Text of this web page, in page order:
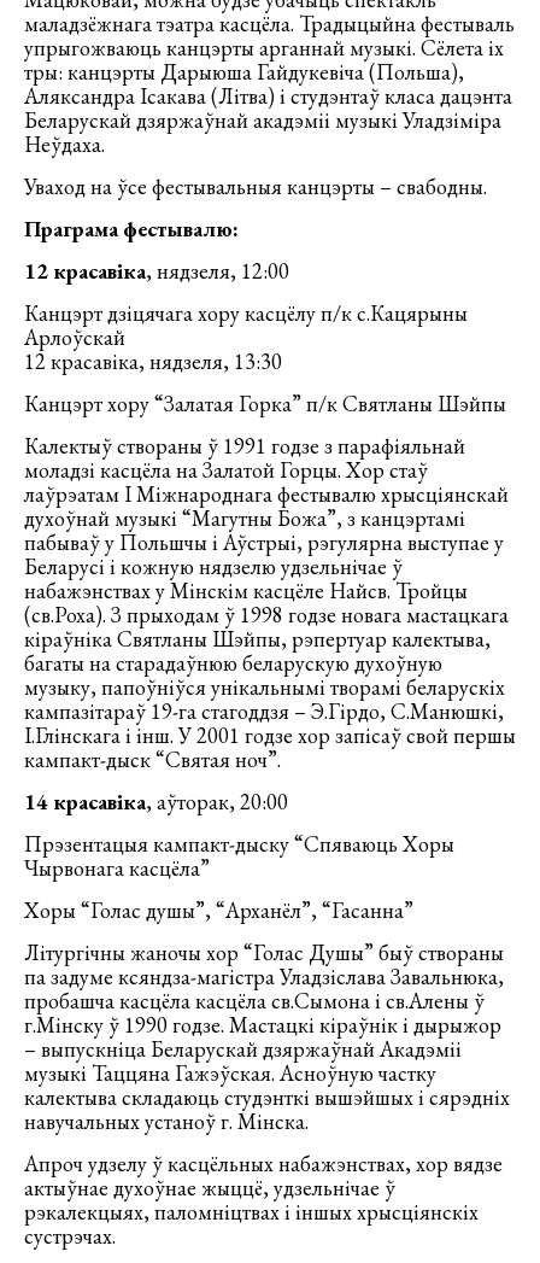
маладзёжнага тэатра касцёла. Традыцыйна фестываль
упрыгожваюць канцэрты арганнай музыкі. Сёлета іх
тры: канцэрты Дарыюша Гайдукевіча (Польша),
Аляксандра Ісакава (Літва) і студэнтаў класа дацэнта
Беларускай дзяржаўнай акадэміі музыкі Уладзіміра
Неўдаха.
Уваход на ўсе фестывальныя канцэрты – свабодны.
Праграма фестывалю:
12 красавіка, нядзеля, 12:00
Канцэрт дзіцячага хору касцёлу п/к с.Кацярыны
Арлоўскай
12 красавіка, нядзеля, 13:30
Канцэрт хору “Залатая Горка” п/к Святланы Шэйпы
Калектыў створаны ў 1991 годзе з парафіяльнай
моладзі касцёла на Залатой Горцы. Хор стаў
лаўрэатам I Міжнароднага фестывалю хрысціянскай
духоўнай музыкі “Магутны Божа”, з канцэртамі
пабываў у Польшчы і Аўстрыі, рэгулярна выступае у
Беларусі і кожную нядзелю удзельнічае ў
набажэнствах у Мінскім касцёле Найсв. Тройцы
(св.Роха). З прыходам ў 1998 годзе новага мастацкага
кіраўніка Святланы Шэйпы, рэпертуар калектыва,
багаты на старадаўнюю беларускую духоўную
музыку, папоўніўся унікальнымі творамі беларускіх
кампазітараў 19-га стагоддзя – Э.Гірдо, С.Манюшкі,
І.Глінскага і інш. У 2001 годзе хор запісаў свой першы
кампакт-дыск “Святая ноч”.
14 красавіка, аўторак, 20:00
Прэзентацыя кампакт-дыску “Спяваюць Хоры
Чырвонага касцёла”
Хоры “Голас душы”, “Арханёл”, “Гасанна”
Літургічны жаночы хор “Голас Душы” быў створаны
па задуме ксяндза-магістра Уладзіслава Завальнюка,
пробашча касцёла касцёла св.Сымона і св.Алены ў
г.Мінску ў 1990 годзе. Мастацкі кіраўнік і дырыжор
– выпускніца Беларускай дзяржаўнай Акадэміі
музыкі Таццяна Гажэўская. Асноўную частку
калектыва складаюць студэнткі вышэйшых і сярэдніх
навучальных устаноў г. Мінска.
Апроч удзелу ў касцёльных набажэнствах, хор вядзе
актыўнае духоўнае жыццё, удзельнічае ў
рэкалекцыях, паломніцтвах і іншых хрысціянскіх
сустрэчах.